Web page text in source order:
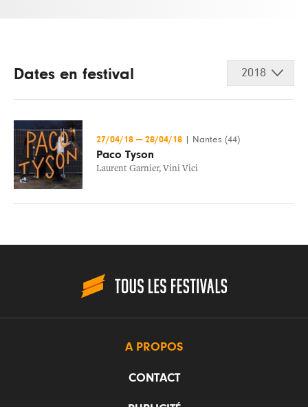
Dates en festival 2018
27/04/18 — 28/04/18 Nantes (44)
Paco Tyson
Laurent Garnier, Vini Vici
A PROPOS
CONTACT